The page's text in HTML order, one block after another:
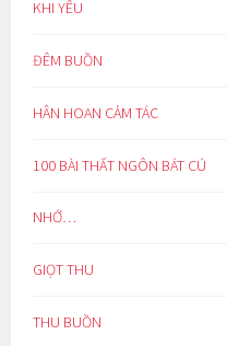
KHI YÊU
ĐÊM BUỒN
HÂN HOAN CẢM TÁC
100 BÀI THẤT NGÔN BÁT CÚ
NHỚ…
GIỌT THU
THU BUỒN